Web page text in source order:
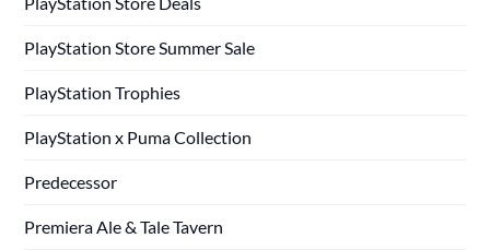
PlayStation Store Summer Sale
PlayStation Trophies
PlayStation x Puma Collection
Predecessor
Premiera Ale & Tale Tavern